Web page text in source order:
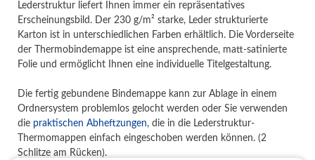
Lederstruktur liefert Ihnen immer ein repräsentatives
Erscheinungsbild. Der 230 g/m² starke, Leder strukturierte
Karton ist in unterschiedlichen Farben erhältlich. Die Vorderseite
der Thermobindemappe ist eine ansprechende, matt-satinierte
Folie und ermöglicht Ihnen eine individuelle Titelgestaltung.
Die fertig gebundene Bindemappe kann zur Ablage in einem
Ordnersystem problemlos gelocht werden oder Sie verwenden
die praktischen Abheftzungen, die in die Lederstruktur-
Thermomappen einfach eingeschoben werden können. (2
Schlitze am Rücken).